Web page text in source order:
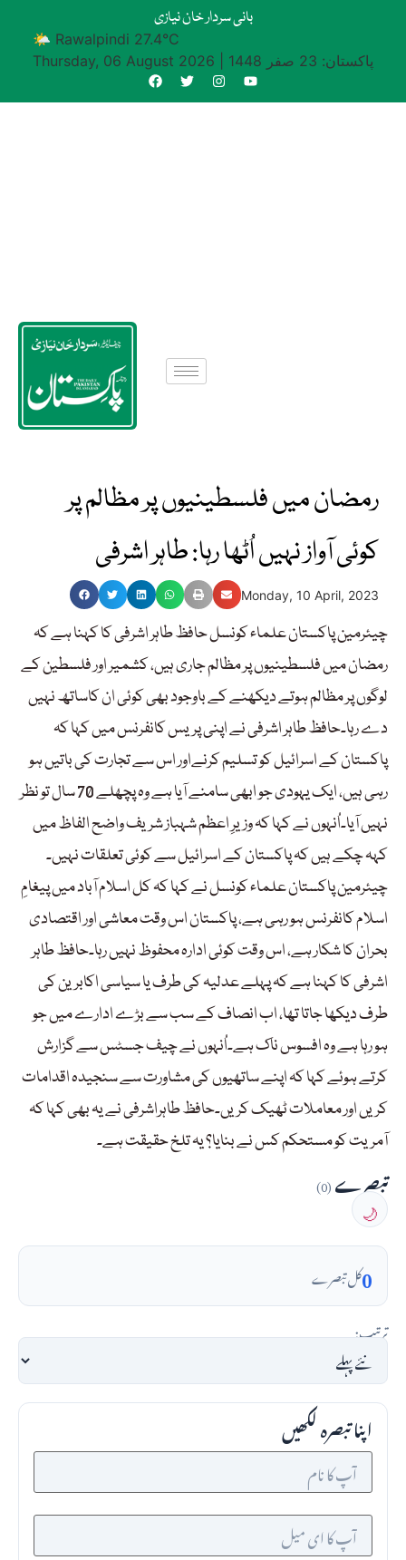
بانی سردار خان نیازی
🌤 Rawalpindi 27.4°C
Thursday, 06 August 2026
پاکستان: 23 صفر 1448
رمضان میں فلسطینیوں پر مظالم پر
کوئی آواز نہیں اُٹھا رہا: طاہر اشرفی
Monday, 10 April, 2023
چیئرمین پاکستان علماء کونسل حافظ طاہر اشرفی کا کہنا ہے کہ
رمضان میں فلسطینیوں پر مظالم جاری ہیں، کشمیر اور فلسطین کے
لوگوں پر مظالم ہوتے دیکھنے کے باوجود بھی کوئی ان کاساتھ نہیں
دے رہا۔حافظ طاہر اشرفی نے اپنی پریس کانفرنس میں کہا کہ
پاکستان کے اسرائیل کو تسلیم کرنےاور اس سے تجارت کی باتیں ہو
رہی ہیں، ایک یہودی جو ابھی سامنے آیا ہے وہ پچھلے 70 سال تو نظر
نہیں آیا۔اُنہوں نے کہا کہ وزیرِ اعظم شہباز شریف واضح الفاظ میں
کہہ چکے ہیں کہ پاکستان کے اسرائیل سے کوئی تعلقات نہیں۔
چیئرمین پاکستان علماء کونسل نے کہا کہ کل اسلام آباد میں پیغامِ
اسلام کانفرنس ہو رہی ہے، پاکستان اس وقت معاشی اور اقتصادی
بحران کا شکار ہے، اس وقت کوئی ادارہ محفوظ نہیں رہا۔حافظ طاہر
اشرفی کا کہنا ہے کہ پہلے عدلیہ کی طرف یا سیاسی اکابرین کی
طرف دیکھا جاتا تھا، اب انصاف کے سب سے بڑے ادارے میں جو
ہو رہا ہے وہ افسوس ناک ہے۔اُنہوں نے چیف جسٹس سے گزارش
کرتے ہوئے کہا کہ اپنے ساتھیوں کی مشاورت سے سنجیدہ اقدامات
کریں اور معاملات ٹھیک کریں۔حافظ طاہراشرفی نے یہ بھی کہا کہ
آمریت کو مستحکم کس نے بنایا؟ یہ تلخ حقیقت ہے۔
تبصرے(0)
🌙
0کل تبصرے
ترتیب:
اپنا تبصرہ لکھیں